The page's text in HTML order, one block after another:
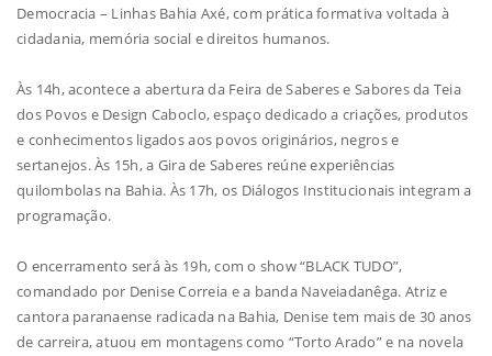
Democracia – Linhas Bahia Axé, com prática formativa voltada à
cidadania, memória social e direitos humanos.
Às 14h, acontece a abertura da Feira de Saberes e Sabores da Teia
dos Povos e Design Caboclo, espaço dedicado a criações, produtos
e conhecimentos ligados aos povos originários, negros e
sertanejos. Às 15h, a Gira de Saberes reúne experiências
quilombolas na Bahia. Às 17h, os Diálogos Institucionais integram a
programação.
O encerramento será às 19h, com o show “BLACK TUDO”,
comandado por Denise Correia e a banda Naveiadanêga. Atriz e
cantora paranaense radicada na Bahia, Denise tem mais de 30 anos
de carreira, atuou em montagens como “Torto Arado” e na novela